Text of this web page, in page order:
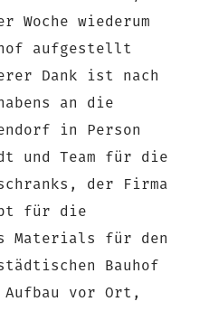
wiederum
aufgestellt
Dank ist nach
an die
in Person
und Team für die
der Firma
für die
Materials für den
Bauhof
vor Ort,